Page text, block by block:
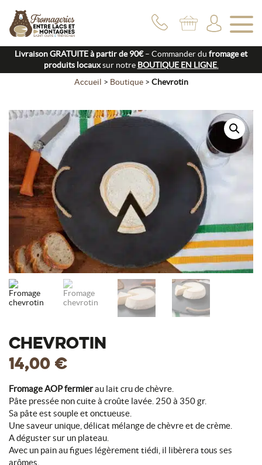
Livraison GRATUITE à partir de 90€– Commander du fromage et
produits locauxsur notre BOUTIQUE EN LIGNE.
Accueil > Boutique> Chevrotin
CHEVROTIN
14,00 €
Fromage AOP fermierau lait cru de chèvre.
Pâte pressée non cuite à croûte lavée. 250 à 350 gr.
Sa pâte est souple et onctueuse.
Une saveur unique, délicat mélange de chèvre et de crème.
A déguster sur un plateau.
Avec un pain au figues légèrement tiédi, il libèrera tous ses
arômes.